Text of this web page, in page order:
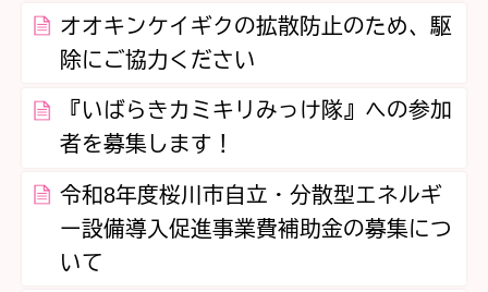
オオキンケイギクの拡散防止のため、駆
除にご協力ください
『いばらきカミキリみっけ隊』への参加
者を募集します！
令和8年度桜川市自立・分散型エネルギ
ー設備導入促進事業費補助金の募集につ
いて